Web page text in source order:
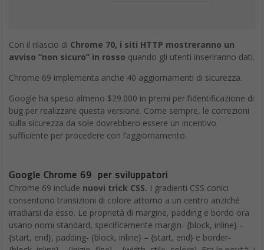
Con il rilascio di Chrome 70, i siti HTTP mostreranno un
avviso “non sicuro” in rosso quando gli utenti inseriranno dati.
Chrome 69 implementa anche 40 aggiornamenti di sicurezza.
Google ha speso almeno $29.000 in premi per l’identificazione di
bug per realizzare questa versione. Come sempre, le correzioni
sulla sicurezza da sole dovrebbero essere un incentivo
sufficiente per procedere con l’aggiornamento.
Google Chrome 69 per sviluppatori
Chrome 69 include nuovi trick CSS. I gradienti CSS conici
consentono transizioni di colore attorno a un centro anziché
irradiarsi da esso. Le proprietà di margine, padding e bordo ora
usano nomi standard, specificamente margin- {block, inline} –
{start, end}, padding- {block, inline} – {start, end} e border-